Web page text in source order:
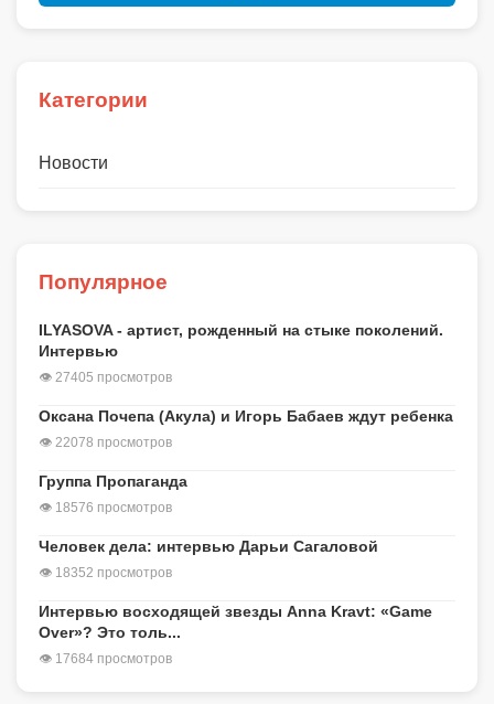
Категории
Новости
Популярное
ILYASOVA - артист, рожденный на стыке поколений.
Интервью
👁 27405 просмотров
Оксана Почепа (Акула) и Игорь Бабаев ждут ребенка
👁 22078 просмотров
Группа Пропаганда
👁 18576 просмотров
Человек дела: интервью Дарьи Сагаловой
👁 18352 просмотров
Интервью восходящей звезды Anna Kravt: «Game
Over»? Это толь...
👁 17684 просмотров